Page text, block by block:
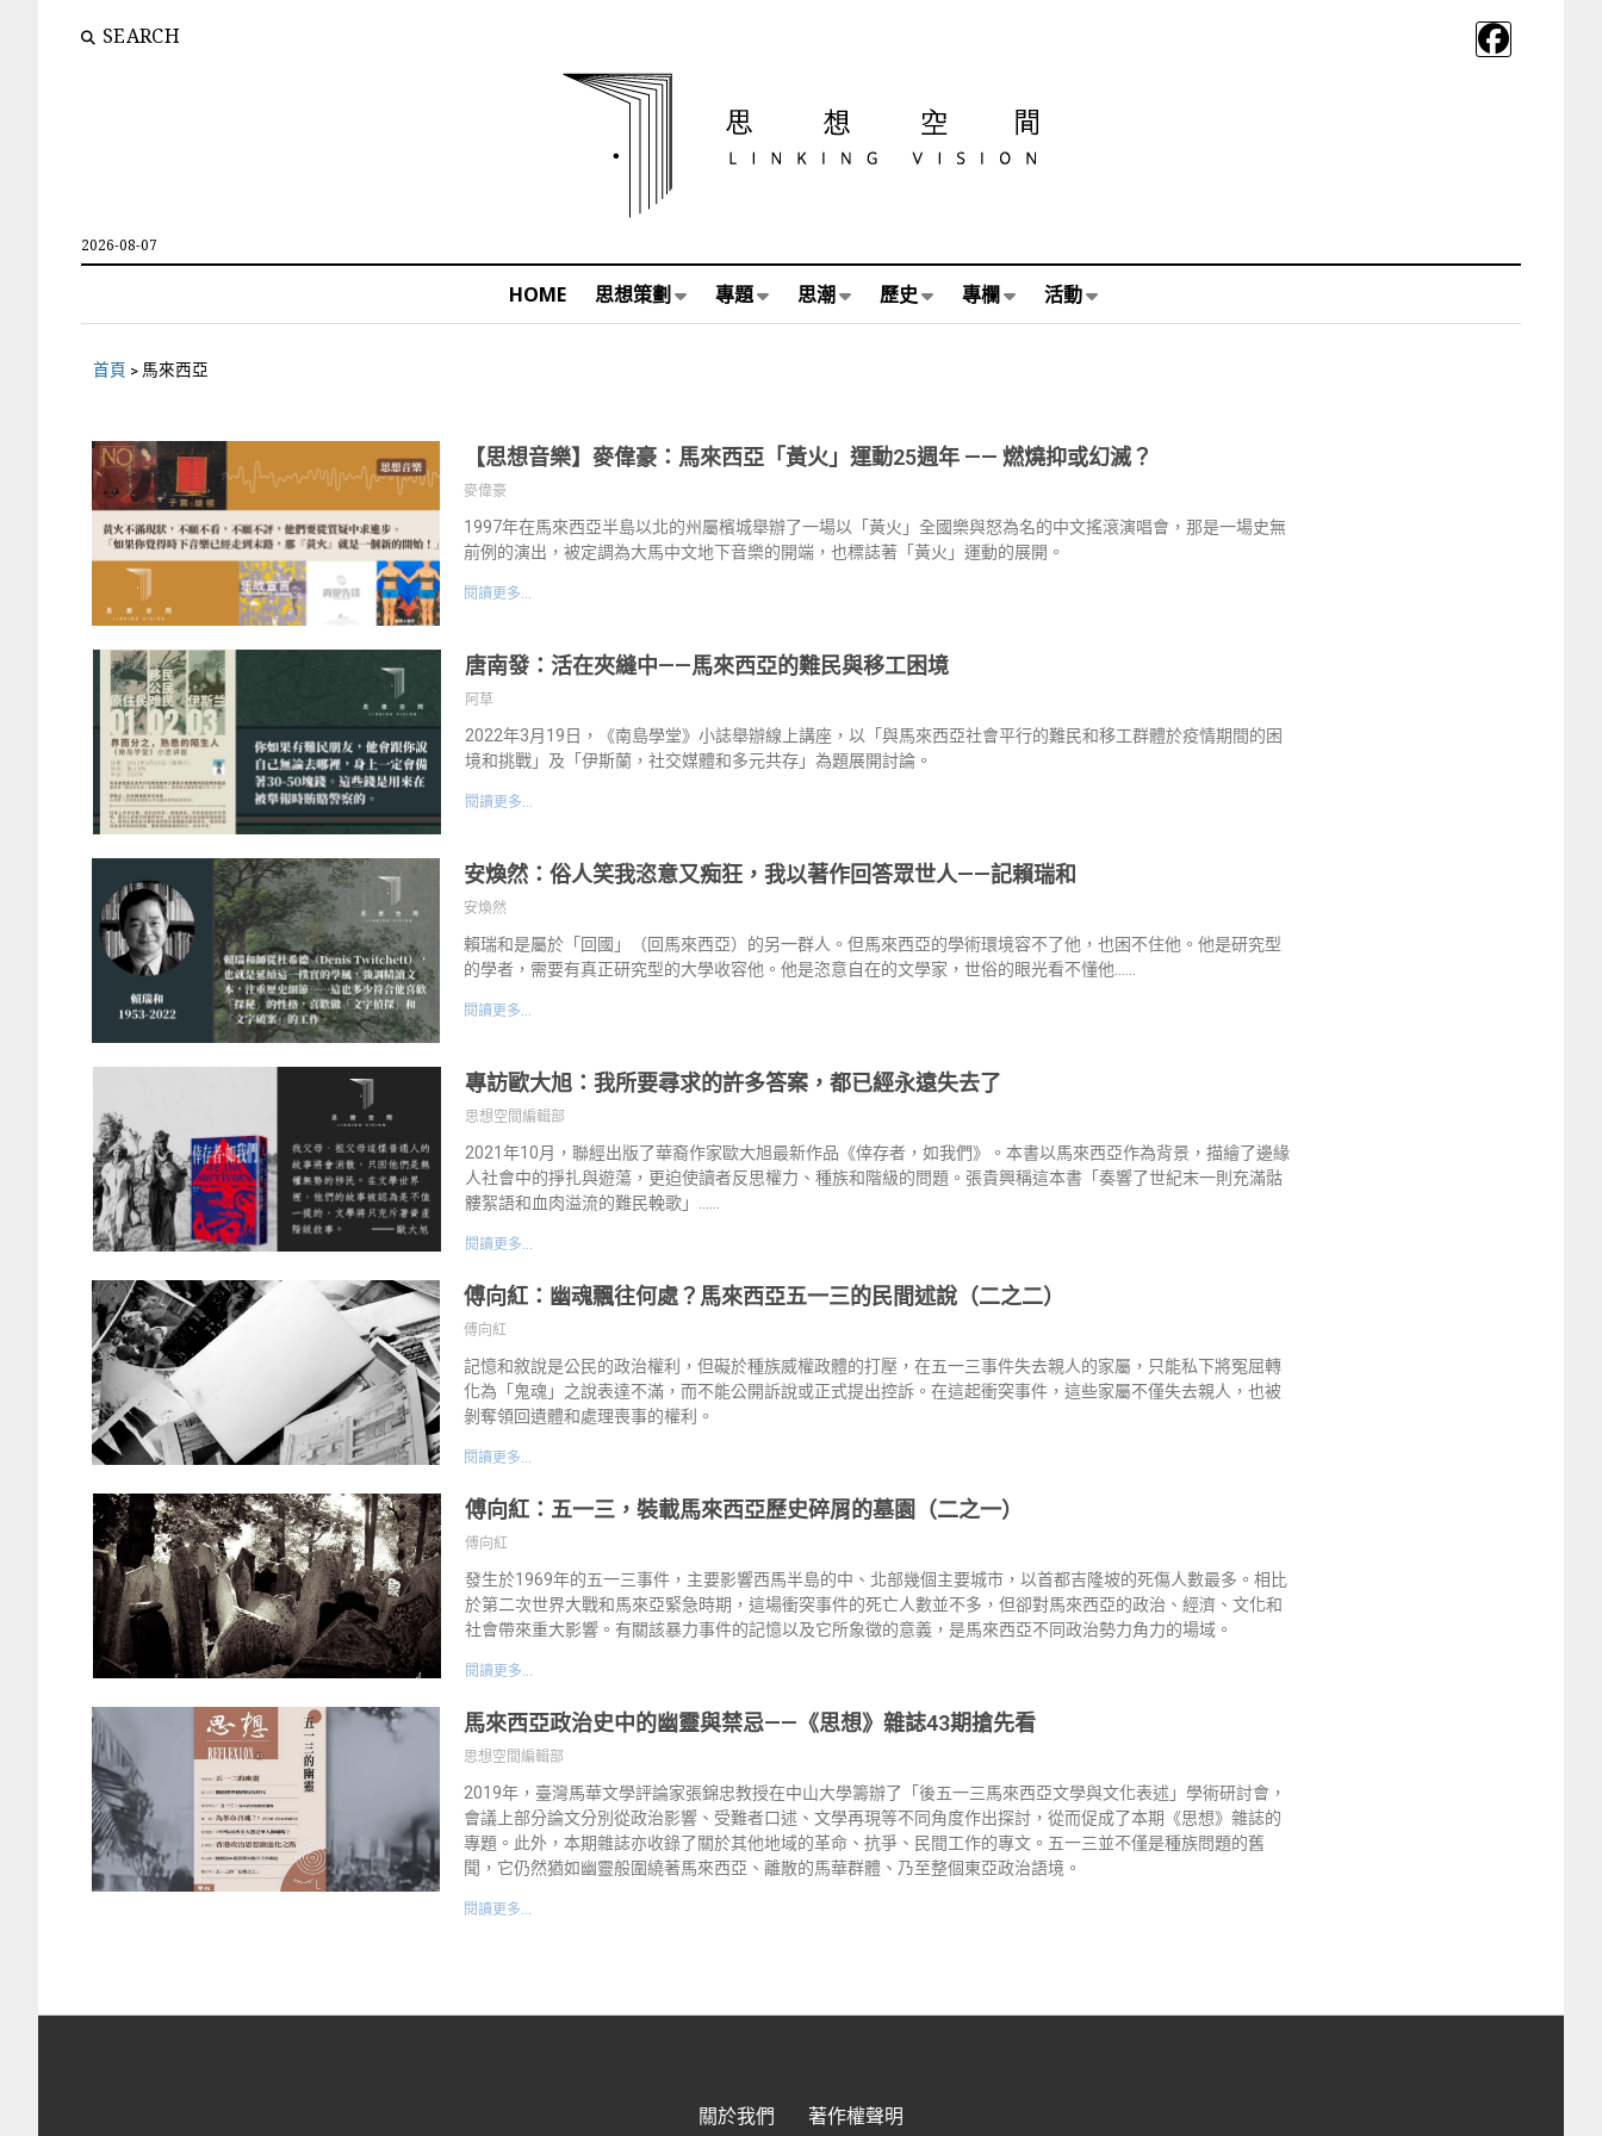
SEARCH
2026-08-07
HOME 思想策劃 專題 思潮 歷史 專欄 活動
首頁 > 馬來西亞
【思想音樂】麥偉豪：馬來西亞「黃火」運動25週年 —— 燃燒抑或幻滅？
麥偉豪
1997年在馬來西亞半島以北的州屬檳城舉辦了一場以「黃火」全國樂與怒為名的中文搖滾演唱會，那是一場史無
前例的演出，被定調為大馬中文地下音樂的開端，也標誌著「黃火」運動的展開。
閱讀更多...
唐南發：活在夾縫中——馬來西亞的難民與移工困境
阿草
2022年3月19日，《南島學堂》小誌舉辦線上講座，以「與馬來西亞社會平行的難民和移工群體於疫情期間的困
境和挑戰」及「伊斯蘭，社交媒體和多元共存」為題展開討論。
閱讀更多...
安煥然：俗人笑我恣意又痴狂，我以著作回答眾世人——記賴瑞和
安煥然
賴瑞和是屬於「回國」（回馬來西亞）的另一群人。但馬來西亞的學術環境容不了他，也困不住他。他是研究型
的學者，需要有真正研究型的大學收容他。他是恣意自在的文學家，世俗的眼光看不懂他……
閱讀更多...
專訪歐大旭：我所要尋求的許多答案，都已經永遠失去了
思想空間編輯部
2021年10月，聯經出版了華裔作家歐大旭最新作品《倖存者，如我們》。本書以馬來西亞作為背景，描繪了邊緣
人社會中的掙扎與遊蕩，更迫使讀者反思權力、種族和階級的問題。張貴興稱這本書「奏響了世紀末一則充滿骷
髏絮語和血肉溢流的難民輓歌」……
閱讀更多...
傅向紅：幽魂飄往何處？馬來西亞五一三的民間述說（二之二）
傅向紅
記憶和敘說是公民的政治權利，但礙於種族威權政體的打壓，在五一三事件失去親人的家屬，只能私下將冤屈轉
化為「鬼魂」之說表達不滿，而不能公開訴說或正式提出控訴。在這起衝突事件，這些家屬不僅失去親人，也被
剝奪領回遺體和處理喪事的權利。
閱讀更多...
傅向紅：五一三，裝載馬來西亞歷史碎屑的墓園（二之一）
傅向紅
發生於1969年的五一三事件，主要影響西馬半島的中、北部幾個主要城市，以首都吉隆坡的死傷人數最多。相比
於第二次世界大戰和馬來亞緊急時期，這場衝突事件的死亡人數並不多，但卻對馬來西亞的政治、經濟、文化和
社會帶來重大影響。有關該暴力事件的記憶以及它所象徵的意義，是馬來西亞不同政治勢力角力的場域。
閱讀更多...
馬來西亞政治史中的幽靈與禁忌——《思想》雜誌43期搶先看
思想空間編輯部
2019年，臺灣馬華文學評論家張錦忠教授在中山大學籌辦了「後五一三馬來西亞文學與文化表述」學術研討會，
會議上部分論文分別從政治影響、受難者口述、文學再現等不同角度作出探討，從而促成了本期《思想》雜誌的
專題。此外，本期雜誌亦收錄了關於其他地域的革命、抗爭、民間工作的專文。五一三並不僅是種族問題的舊
聞，它仍然猶如幽靈般圍繞著馬來西亞、離散的馬華群體、乃至整個東亞政治語境。
閱讀更多...
關於我們 著作權聲明